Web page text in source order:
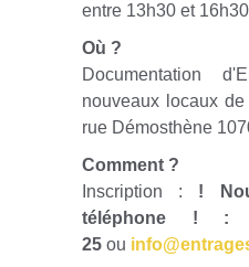
entre 13h30 et 16h30
Où ?
Documentation
nouveaux locaux de
rue Démosthène
Comment ?
Inscription : !
téléphone !
25 ou